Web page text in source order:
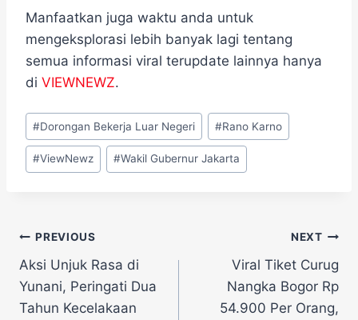
Manfaatkan juga waktu anda untuk
mengeksplorasi lebih banyak lagi tentang
semua informasi viral terupdate lainnya hanya
di VIEWNEWZ.
Post
Tags:
#Dorongan Bekerja Luar Negeri #Rano Karno
#ViewNewz #Wakil Gubernur Jakarta
Navigasi
pos
PREVIOUS
Aksi Unjuk Rasa di
Yunani, Peringati Dua
Tahun Kecelakaan
NEXT
Viral Tiket Curug
Nangka Bogor Rp
54.900 Per Orang,